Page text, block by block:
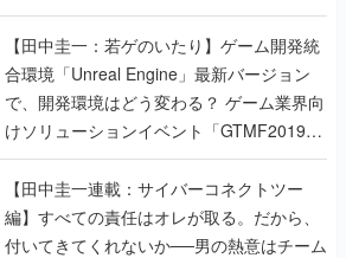
のいたり】
【田中圭一：若ゲのいたり】ゲーム開発統
合環境「Unreal Engine」最新バージョン
で、開発環境はどう変わる？ ゲーム業界向
けソリューションイベント「GTMF2019」
に行って、より理解を深めよう【PR】
【田中圭一連載：サイバーコネクトツー
編】すべての責任はオレが取る。だから、
付いてきてくれないか──男の熱意はチーム